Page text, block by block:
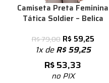
Camiseta Preta Feminina
Tática Soldier – Belica
R$79,00 R$ 59,25
1x deR$59,25
R$53,33
no PIX